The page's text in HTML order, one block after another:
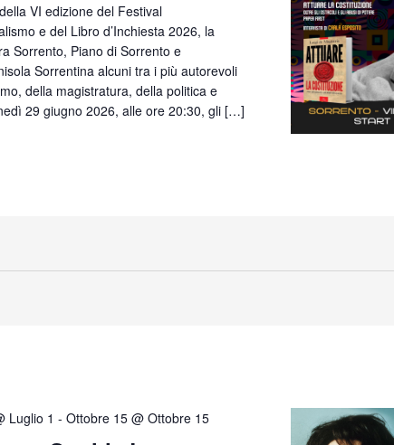
VI edizione del Festival
e del Libro d’Inchiesta 2026, la
Sorrento, Piano di Sorrento e
Sorrentina alcuni tra i più autorevoli
della magistratura, della politica e
29 giugno 2026, alle ore 20:30, gli […]
Luglio 1 - Ottobre 15 @ Ottobre 15